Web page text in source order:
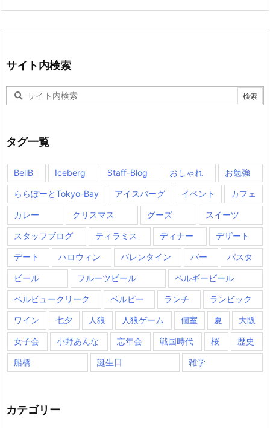
サイト内検索
タグ一覧
BellB Iceberg Staff-Blog おしゃれ お勉強
ららぽーとTokyo-Bay アイスバーグ イベント カフェ
カレー クリスマス グーズ スイーツ
スタッフブログ ティラミス ディナー デザート
デート ハロウィン バレンタイン バー パスタ
ビール フルーツビール ベルギービール
ベルビュークリーク ベルビー ランチ ランビック
ワイン 七夕 人狼 人狼ゲーム 個室 夏 大阪
女子会 小野あんな 忘年会 戦国時代 桜 歴史
船橋 誕生日 雑学
カテゴリー